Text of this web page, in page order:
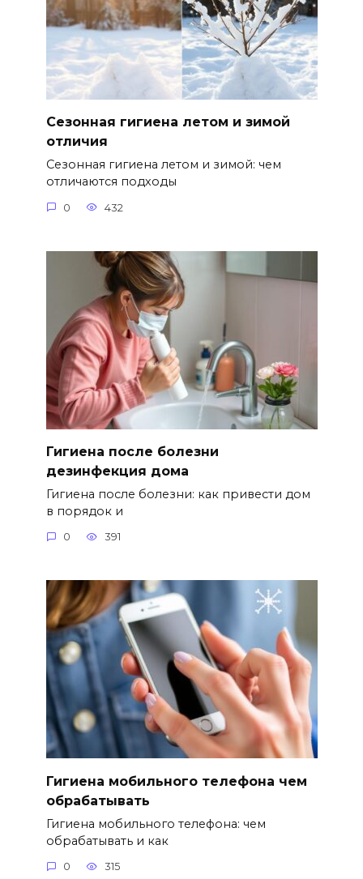
Сезонная гигиена летом и зимой
отличия
Сезонная гигиена летом и зимой: чем
отличаются подходы
0 432
Гигиена после болезни
дезинфекция дома
Гигиена после болезни: как привести дом
в порядок и
0 391
Гигиена мобильного телефона чем
обрабатывать
Гигиена мобильного телефона: чем
обрабатывать и как
0 315